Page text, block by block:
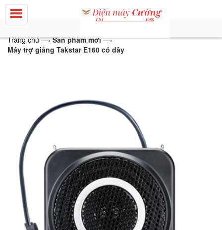
Trang chủ—› Sản phẩm mới—›
Máy trợ giảng Takstar E160 có dây